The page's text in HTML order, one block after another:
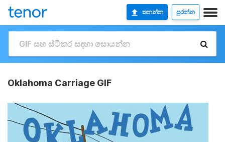
තනන්න පුරන්න
Oklahoma Carriage GIF